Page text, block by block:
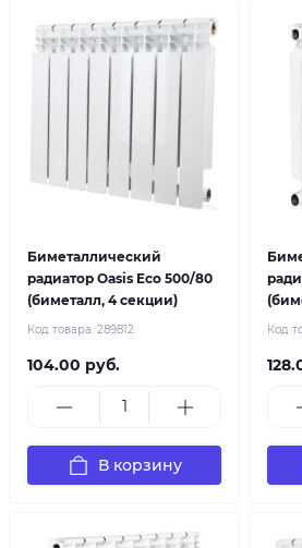
Биметаллический
радиатор Oasis Eco 500/80
(биметалл, 4 секции)
Код товара: 289812
104.00 руб.
В корзину
Код